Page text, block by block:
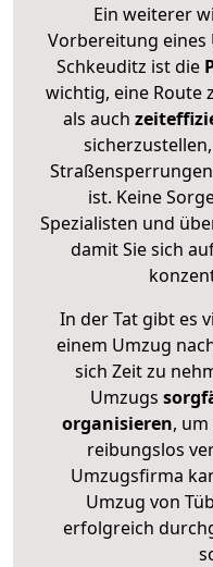
Ein weiterer
Vorbereitung eines
Schkeuditz ist die
wichtig, eine Route
als auch
ist. Keine
Spezialisten und
damit Sie sich
In der Tat gibt es
einem Umzug
sich Zeit zu
Umzugs
organisieren,
reibungslos
Umzugsfirma
Umzug von
erfolgreich